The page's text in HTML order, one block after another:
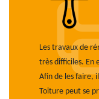
Les travaux de
très difficiles. En
Afin de les faire,
Toiture peut se